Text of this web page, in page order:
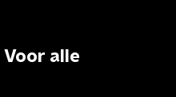
alle